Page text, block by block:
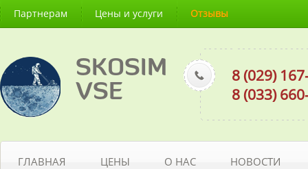
Партнерам Цены и услуги Отзывы
SKOSIM
VSE
8 (029)
8 (033)
ГЛАВНАЯ ЦЕНЫ О НАС НОВОСТИ